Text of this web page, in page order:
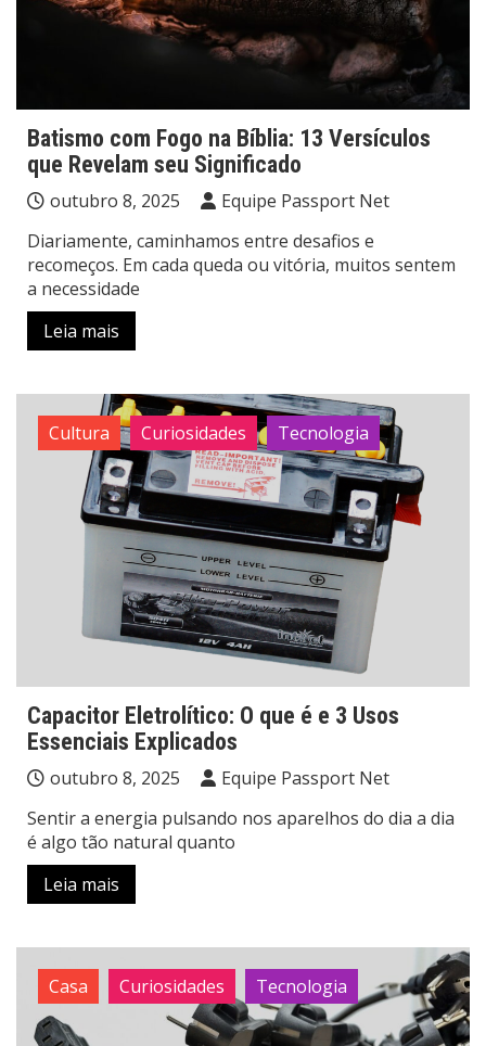
Batismo com Fogo na Bíblia: 13 Versículos
que Revelam seu Significado
outubro 8, 2025
Equipe Passport Net
Diariamente, caminhamos entre desafios e
recomeços. Em cada queda ou vitória, muitos sentem
a necessidade
Leia mais
Cultura Curiosidades Tecnologia
Capacitor Eletrolítico: O que é e 3 Usos
Essenciais Explicados
outubro 8, 2025
Equipe Passport Net
Sentir a energia pulsando nos aparelhos do dia a dia
é algo tão natural quanto
Leia mais
Casa Curiosidades Tecnologia